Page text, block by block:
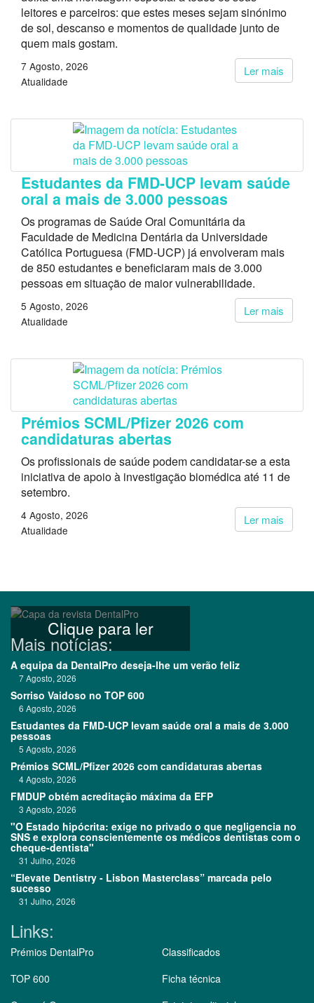
leitores e parceiros: que estes meses sejam sinónimo
de sol, descanso e momentos de qualidade junto de
quem mais gostam.
Ler mais
7 Agosto, 2026
Atualidade
Estudantes da FMD-UCP levam saúde
oral a mais de 3.000 pessoas
Os programas de Saúde Oral Comunitária da
Faculdade de Medicina Dentária da Universidade
Católica Portuguesa (FMD-UCP) já envolveram mais
de 850 estudantes e beneficiaram mais de 3.000
pessoas em situação de maior vulnerabilidade.
Ler mais
5 Agosto, 2026
Atualidade
Prémios SCML/Pfizer 2026 com
candidaturas abertas
Os profissionais de saúde podem candidatar-se a esta
iniciativa de apoio à investigação biomédica até 11 de
setembro.
Ler mais
4 Agosto, 2026
Atualidade
Clique para ler
Mais notícias:
A equipa da DentalPro deseja-lhe um verão feliz
7 Agosto, 2026
Sorriso Vaidoso no TOP 600
6 Agosto, 2026
Estudantes da FMD-UCP levam saúde oral a mais de 3.000
pessoas
5 Agosto, 2026
Prémios SCML/Pfizer 2026 com candidaturas abertas
4 Agosto, 2026
FMDUP obtém acreditação máxima da EFP
3 Agosto, 2026
"O Estado hipócrita: exige no privado o que negligencia no
SNS e explora conscientemente os médicos dentistas com o
cheque-dentista"
31 Julho, 2026
“Elevate Dentistry - Lisbon Masterclass” marcada pelo
sucesso
31 Julho, 2026
Links:
Prémios DentalPro
TOP 600
Classificados
Ficha técnica